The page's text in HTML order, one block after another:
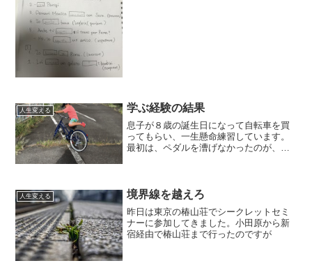
人生変える 学ぶ経験の結果
息子が８歳の誕生日になって自転車を買
ってもらい、一生懸命練習しています。
最初は、ペダルを漕げなかったのが、今
人生変える 境界線を越えろ
昨日は東京の椿山荘でシークレットセミ
ナーに参加してきました。小田原から新
宿経由で椿山荘まで行ったのですが